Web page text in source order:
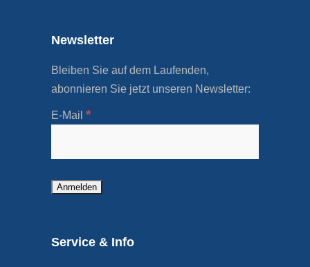
Newsletter
Bleiben Sie auf dem Laufenden,
abonnieren Sie jetzt unseren Newsletter:
E-Mail *
Service & Info